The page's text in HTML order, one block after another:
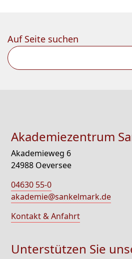
Auf Seite suchen
Suchen
Akademiezentrum
Akademieweg 6
24988 Oeversee
04630 55-0
akademie@sankelmark.de
Kontakt & Anfahrt
Unterstützen Sie